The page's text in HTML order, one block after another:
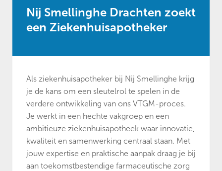
Nij Smellinghe Drachten zoekt
een Ziekenhuisapotheker
Als ziekenhuisapotheker bij Nij Smellinghe krijg
je de kans om een sleutelrol te spelen in de
verdere ontwikkeling van ons VTGM-proces.
Je werkt in een hechte vakgroep en een
ambitieuze ziekenhuisapotheek waar innovatie,
kwaliteit en samenwerking centraal staan. Met
jouw expertise en praktische aanpak draag je bij
aan toekomstbestendige farmaceutische zorg